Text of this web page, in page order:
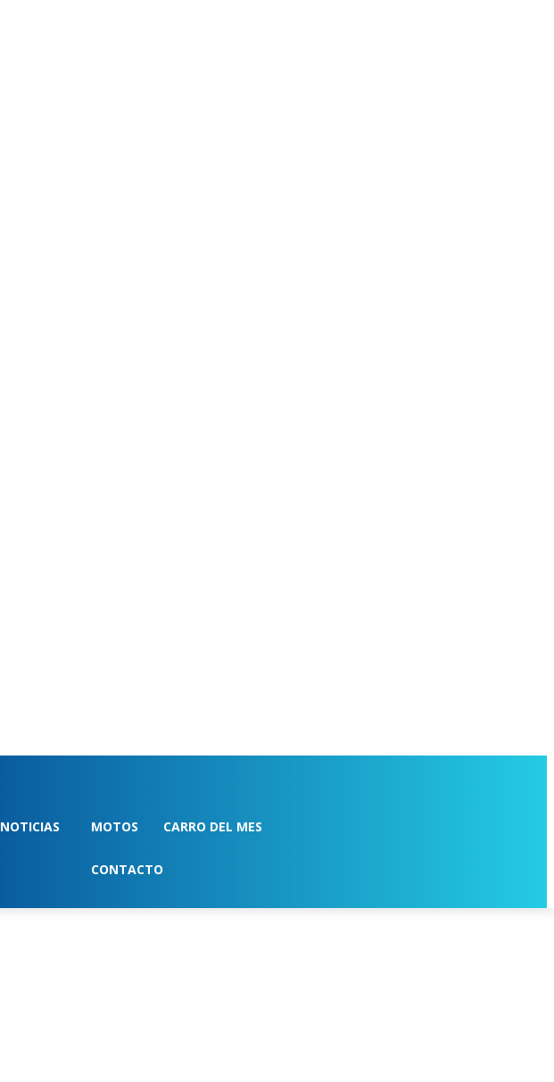
NOTICIAS MOTOS CARRO DEL MES
CONTACTO